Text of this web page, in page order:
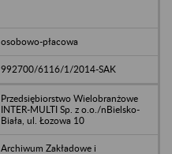
osobowo-płacowa
992700/6116/1/2014-SAK
Przedsiębiorstwo Wielobranżowe
INTER-MULTI Sp. z o.o./nBielsko-
Biała, ul. Łozowa 10
Archiwum Zakładowe i